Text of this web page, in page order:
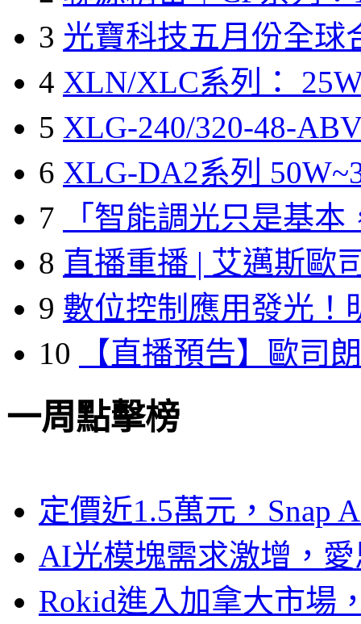
3 光寶科技五月份全球
4 XLN/XLC系列：
5 XLG-240/320-48-
6 XLG-DA2系列
7
「智能調光只是基本
8 直播重播 | 艾邁斯歐
9 數位控制應用發光！
10
【直播預告】歐司
一周點擊榜
定價近1.5萬元，Snap
AI光模塊需求激增，
Rokid進入加拿大市場